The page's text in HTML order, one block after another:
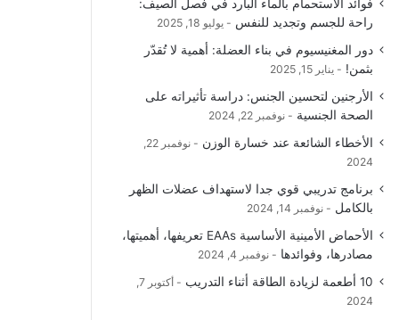
فوائد الاستحمام بالماء البارد في فصل الصيف:
راحة للجسم وتجديد للنفس
يوليو 18, 2025
دور المغنيسيوم في بناء العضلة: أهمية لا تُقدّر
بثمن!
يناير 15, 2025
الأرجنين لتحسين الجنس: دراسة تأثيراته على
الصحة الجنسية
نوفمبر 22, 2024
الأخطاء الشائعة عند خسارة الوزن
نوفمبر 22,
2024
برنامج تدريبي قوي جدا لاستهداف عضلات الظهر
بالكامل
نوفمبر 14, 2024
الأحماض الأمينية الأساسية EAAs تعريفها، أهميتها،
مصادرها، وفوائدها
نوفمبر 4, 2024
10 أطعمة لزيادة الطاقة أثناء التدريب
أكتوبر 7,
2024